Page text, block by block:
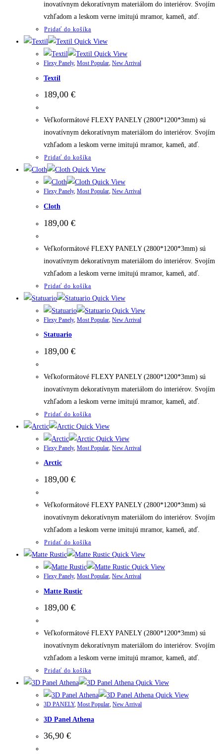
inovatívnym dekoratívnym materiálom do interiérov. Svojím
vzhľadom a leskom verne imitujú mramor, kameň, atď.
Pridať do košíka
Quick View
Quick View
Flexy Panely, Most Popular, New Arrival
Textil
189,00 €
Veľkoformátové FLEXY PANELY (2800*1200*3mm) sú
inovatívnym dekoratívnym materiálom do interiérov. Svojím
vzhľadom a leskom verne imitujú mramor, kameň, atď.
Pridať do košíka
Quick View
Quick View
Flexy Panely, Most Popular, New Arrival
Cloth
189,00 €
Veľkoformátové FLEXY PANELY (2800*1200*3mm) sú
inovatívnym dekoratívnym materiálom do interiérov. Svojím
vzhľadom a leskom verne imitujú mramor, kameň, atď.
Pridať do košíka
Quick View
Quick View
Flexy Panely, Most Popular New Arrival
Statuario
189,00 €
Veľkoformátové FLEXY PANELY (2800*1200*3mm) sú
inovatívnym dekoratívnym materiálom do interiérov. Svojím
vzhľadom a leskom verne imitujú mramor, kameň, atď.
Pridať do košíka
Quick View
Quick View
Flexy Panely, Most Popular New Arrival
Arctic
189,00 €
Veľkoformátové FLEXY PANELY (2800*1200*3mm) sú
inovatívnym dekoratívnym materiálom do interiérov. Svojím
vzhľadom a leskom verne imitujú mramor, kameň, atď.
Pridať do košíka
Quick View
Quick View
Flexy Panely, Most Popular, New Arrival
Matte Rustic
189,00 €
Veľkoformátové FLEXY PANELY (2800*1200*3mm) sú
inovatívnym dekoratívnym materiálom do interiérov. Svojím
vzhľadom a leskom verne imitujú mramor, kameň, atď.
Pridať do košíka
Quick View
Quick View
3D PANELY, Most Popular, New Arrival
3D Panel Athena
36,90 €